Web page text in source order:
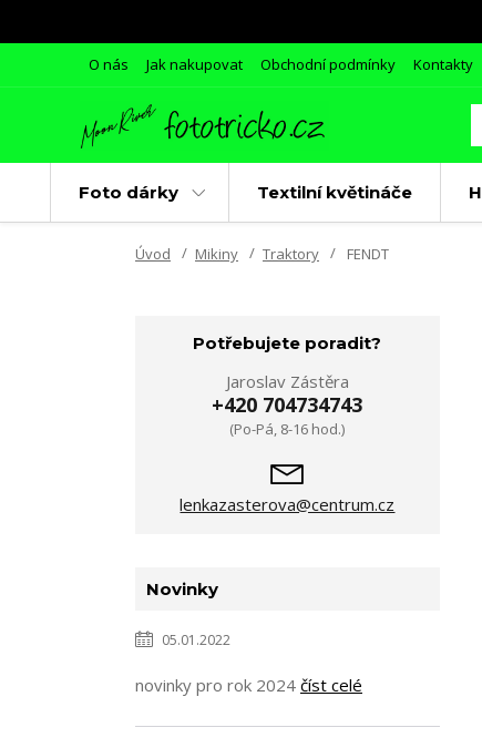
O nás Jak nakupovat Obchodní podmínky Kontakty
Foto dárky Textilní květináče
Úvod Mikiny Traktory FENDT
Potřebujete poradit?
Jaroslav Zástěra
+420 704734743
(Po-Pá, 8-16 hod.)
lenkazasterova@centrum.cz
Novinky
05.01.2022
novinky pro rok 2024 číst celé